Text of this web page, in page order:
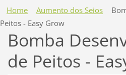
Home Aumento dos Seios
Peitos - Easy Grow
Bomba
de Peitos -